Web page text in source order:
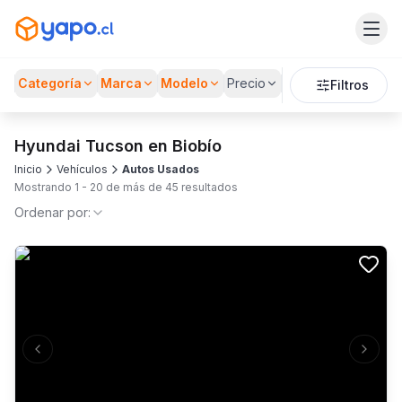
Categoría Marca Modelo Precio Filtros
Hyundai Tucson en Biobío
Inicio Vehículos
Autos Usados
Mostrando 1 - 20 de más de 45 resultados
Ordenar por:
Previous slide Next